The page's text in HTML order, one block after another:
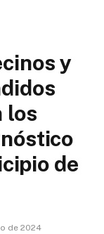
y
los
de
de 2024